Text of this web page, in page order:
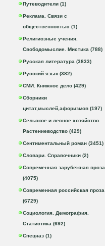
Путеводители (1)
Реклама. Связи с
общественностью (1)
Религиозные учения.
Свободомыслие. Мистика (788)
Русская литература (3833)
Русский язык (382)
СМИ. Книжное дело (429)
Сборники
цитат,мыслей,афоризмов (197)
Сельское и лесное хозяйство.
Растениеводство (429)
Сентиментальный роман (3451)
Словари. Справочники (2)
Современная зарубежная проза
(4075)
Современная российская проза
(6729)
Социология. Демография.
Статистика (692)
Спецназ (1)